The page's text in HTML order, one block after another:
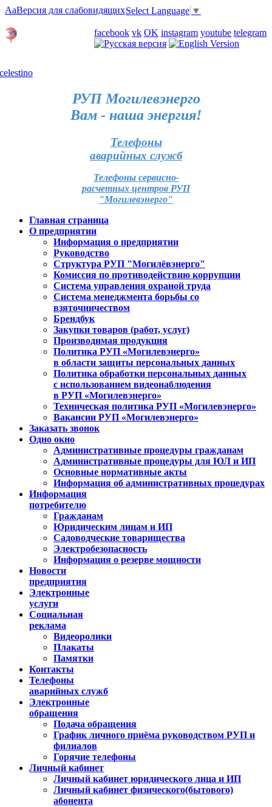
AaВерсия для слабовидящихSelect Language ▼
facebook vk OK instagram youtube telegram
РУП Могилевэнерго
Вам - наша энергия!
Телефоны
аварийных служб
Телефоны сервисно-
расчетных центров РУП
"Могилевэнерго"
Главная страница
О предприятии
Информация о предприятии
Руководство
Структура РУП "Могилёвэнерго"
Комиссия по противодействию коррупции
Система управления охраной труда
Система менеджмента борьбы со
взяточничеством
Брендбук
Закупки товаров (работ, услуг)
Производимая продукция
Политика РУП «Могилевэнерго»
в области защиты персональных данных
Политика обработки персональных данных
с использованием видеонаблюдения
в РУП «Могилевэнерго»
Техническая политика РУП «Могилевэнерго»
Вакансии РУП «Могилевэнерго»
Заказать звонок
Одно окно
Административные процедуры гражданам
Административные процедуры для ЮЛ и ИП
Основные нормативные акты
Информация об административных процедурах
Информация
потребителю
Гражданам
Юридическим лицам и ИП
Садоводческие товарищества
Электробезопасность
Информация о резерве мощности
Новости
предприятия
Электронные
услуги
Социальная
реклама
Видеоролики
Плакаты
Памятки
Контакты
Телефоны
аварийных служб
Электронные
обращения
Подача обращения
График личного приёма руководством РУП и
филиалов
Горячие телефоны
Личный кабинет
Личный кабинет юридического лица и ИП
Личный кабинет физического(бытового)
абонента